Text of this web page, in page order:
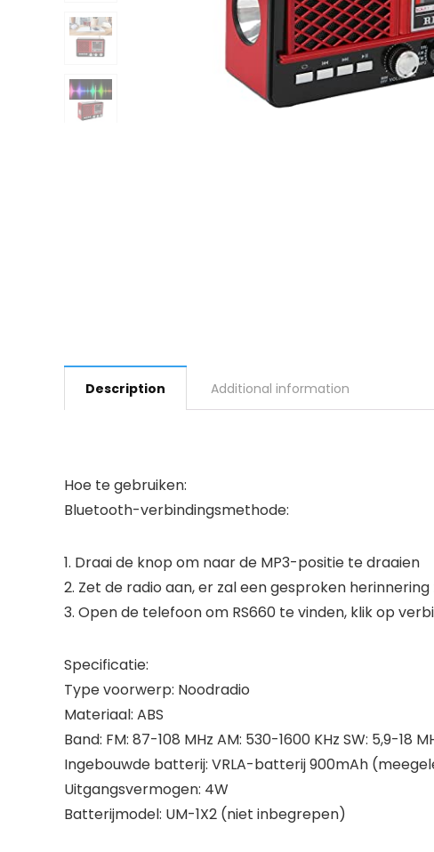
Description Additional information
Hoe te gebruiken:
Bluetooth-verbindingsmethode:
1. Draai de knop om naar de MP3-positie te draaien
2. Zet de radio aan, er zal een gesproken herinnering
3. Open de telefoon om RS660 te vinden, klik op
Specificatie:
Type voorwerp: Noodradio
Materiaal: ABS
Band: FM: 87-108 MHz AM: 530-1600 KHz SW: 5,9-18
Ingebouwde batterij: VRLA-batterij 900mAh
Uitgangsvermogen: 4W
Batterijmodel: UM-1X2 (niet inbegrepen)